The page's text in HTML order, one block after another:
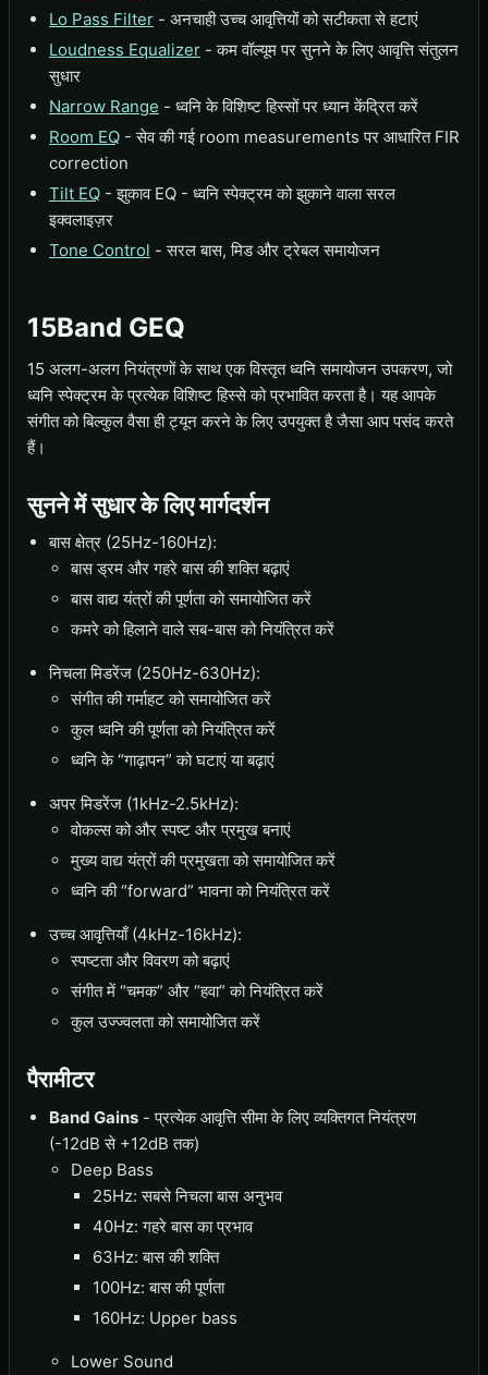
Lo Pass Filter - अनचाही उच्च आवृत्तियों को सटीकता से हटाएं
Loudness Equalizer - कम वॉल्यूम पर सुनने के लिए आवृत्ति संतुलन
सुधार
Narrow Range - ध्वनि के विशिष्ट हिस्सों पर ध्यान केंद्रित करें
Room EQ - सेव की गई room measurements पर आधारित FIR
correction
Tilt EQ - झुकाव EQ - ध्वनि स्पेक्ट्रम को झुकाने वाला सरल
इक्वलाइज़र
Tone Control - सरल बास, मिड और ट्रेबल समायोजन
15Band GEQ
15 अलग-अलग नियंत्रणों के साथ एक विस्तृत ध्वनि समायोजन उपकरण, जो
ध्वनि स्पेक्ट्रम के प्रत्येक विशिष्ट हिस्से को प्रभावित करता है। यह आपके
संगीत को बिल्कुल वैसा ही ट्यून करने के लिए उपयुक्त है जैसा आप पसंद करते
हैं।
सुनने में सुधार के लिए मार्गदर्शन
बास क्षेत्र (25Hz-160Hz):
बास ड्रम और गहरे बास की शक्ति बढ़ाएं
बास वाद्य यंत्रों की पूर्णता को समायोजित करें
कमरे को हिलाने वाले सब-बास को नियंत्रित करें
निचला मिडरेंज (250Hz-630Hz):
संगीत की गर्माहट को समायोजित करें
कुल ध्वनि की पूर्णता को नियंत्रित करें
ध्वनि के “गाढ़ापन” को घटाएं या बढ़ाएं
अपर मिडरेंज (1kHz-2.5kHz):
वोकल्स को और स्पष्ट और प्रमुख बनाएं
मुख्य वाद्य यंत्रों की प्रमुखता को समायोजित करें
ध्वनि की “forward” भावना को नियंत्रित करें
उच्च आवृत्तियाँ (4kHz-16kHz):
स्पष्टता और विवरण को बढ़ाएं
संगीत में “चमक” और “हवा” को नियंत्रित करें
कुल उज्ज्वलता को समायोजित करें
पैरामीटर
Band Gains - प्रत्येक आवृत्ति सीमा के लिए व्यक्तिगत नियंत्रण
(-12dB से +12dB तक)
Deep Bass
25Hz: सबसे निचला बास अनुभव
40Hz: गहरे बास का प्रभाव
63Hz: बास की शक्ति
100Hz: बास की पूर्णता
160Hz: Upper bass
Lower Sound